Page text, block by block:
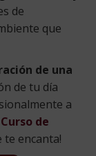
de
que
de una
de tu día
a
Curso de
te encanta!